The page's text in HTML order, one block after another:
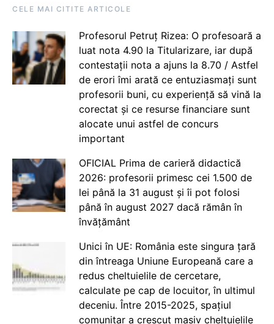
CELE MAI CITITE ARTICOLE
Profesorul Petruț Rizea: O profesoară a
luat nota 4.90 la Titularizare, iar după
contestații nota a ajuns la 8.70 / Astfel
de erori îmi arată ce entuziasmați sunt
profesorii buni, cu experiență să vină la
corectat și ce resurse financiare sunt
alocate unui astfel de concurs
important
OFICIAL Prima de carieră didactică
2026: profesorii primesc cei 1.500 de
lei până la 31 august și îi pot folosi
până în august 2027 dacă rămân în
învățământ
Unici în UE: România este singura țară
din întreaga Uniune Europeană care a
redus cheltuielile de cercetare,
calculate pe cap de locuitor, în ultimul
deceniu. Între 2015-2025, spațiul
comunitar a crescut masiv cheltuielile